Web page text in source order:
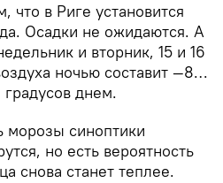
что в Риге установится
Осадки не ожидаются. А
и вторник, 15 и 16
ночью составит —8…
днем.
морозы синоптики
но есть вероятность
снова станет теплее.